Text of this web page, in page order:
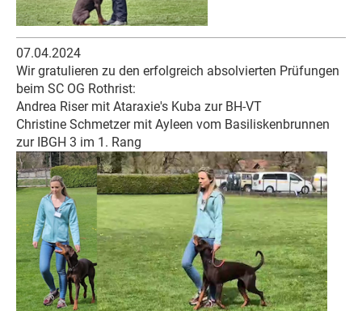
07.04.2024
Wir gratulieren zu den erfolgreich absolvierten Prüfungen
beim SC OG Rothrist:
Andrea Riser mit Ataraxie's Kuba zur BH-VT
Christine Schmetzer mit Ayleen vom Basiliskenbrunnen
zur IBGH 3 im 1. Rang